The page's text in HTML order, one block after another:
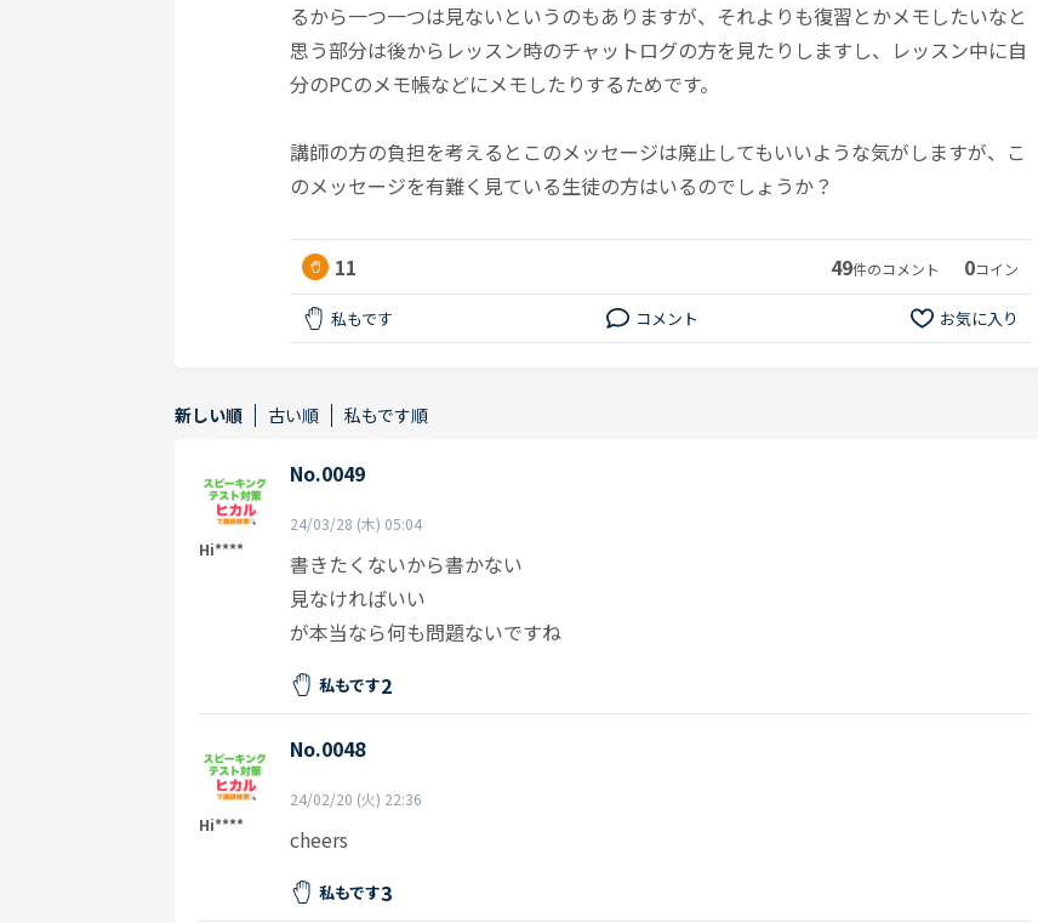
るから一つ一つは見ないというのもありますが、それよりも復習とかメモしたいなと
思う部分は後からレッスン時のチャットログの方を見たりしますし、レッスン中に自
分のPCのメモ帳などにメモしたりするためです。
講師の方の負担を考えるとこのメッセージは廃止してもいいような気がしますが、こ
のメッセージを有難く見ている生徒の方はいるのでしょうか？
11 49件のコメント 0コイン
私もです コメント お気に入り
新しい順 古い順 私もです順
Hi****
No.0049
24/03/28 (木) 05:04
書きたくないから書かない
見なければいい
が本当なら何も問題ないですね
私もです2
Hi****
No.0048
24/02/20 (火) 22:36
cheers
私もです3